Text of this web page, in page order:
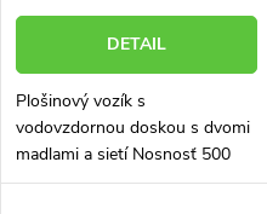
DETAIL
Plošinový vozík s
vodovzdornou doskou s dvomi
madlami a sietí Nosnosť 500
kg. Vozík skonštruovaný a